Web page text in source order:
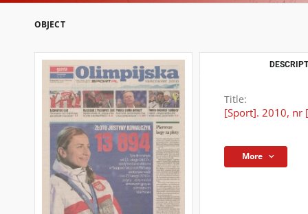
OBJECT
Title:
[Sport]. 2010, nr
More